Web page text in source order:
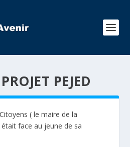
PROJET PEJED